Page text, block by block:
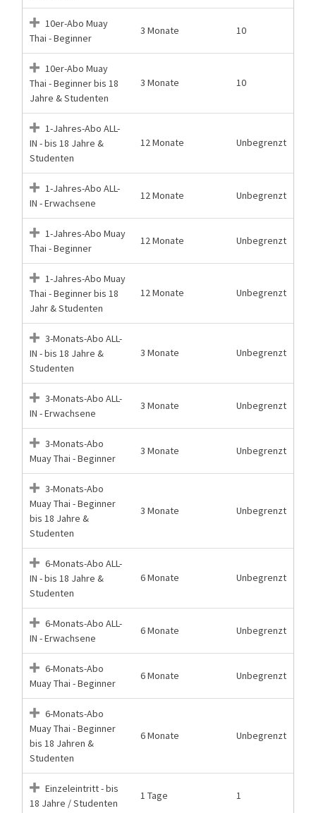
10er-Abo Muay
Thai - Beginner
3 Monate 10
10er-Abo Muay
Thai - Beginner bis 18
Jahre & Studenten
3 Monate 10
1-Jahres-Abo ALL-
IN - bis 18 Jahre &
Studenten
12 Monate Unbegrenzt
1-Jahres-Abo ALL-
IN - Erwachsene
12 Monate Unbegrenzt
1-Jahres-Abo Muay
Thai - Beginner
12 Monate Unbegrenzt
1-Jahres-Abo Muay
Thai - Beginner bis 18
Jahr & Studenten
12 Monate Unbegrenzt
3-Monats-Abo ALL-
IN - bis 18 Jahre &
Studenten
3 Monate Unbegrenzt
3-Monats-Abo ALL-
IN - Erwachsene
3 Monate Unbegrenzt
3-Monats-Abo
Muay Thai - Beginner
3 Monate Unbegrenzt
3-Monats-Abo
Muay Thai - Beginner
bis 18 Jahre &
Studenten
3 Monate Unbegrenzt
6-Monats-Abo ALL-
IN - bis 18 Jahre &
Studenten
6 Monate Unbegrenzt
6-Monats-Abo ALL-
IN - Erwachsene
6 Monate Unbegrenzt
6-Monats-Abo
Muay Thai - Beginner
6 Monate Unbegrenzt
6-Monats-Abo
Muay Thai - Beginner
bis 18 Jahren &
Studenten
6 Monate Unbegrenzt
Einzeleintritt - bis
18 Jahre / Studenten
1 Tage 1